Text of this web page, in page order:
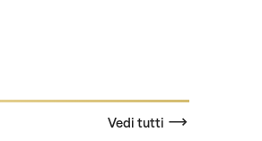
Vedi tutti